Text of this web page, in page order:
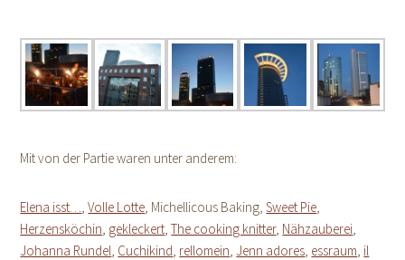
Mit von der Partie waren unter anderem:
Elena isst… ,Volle Lotte , Michellicous Baking,Sweet Pie
Herzensköchin gekleckert ,The cooking knitter, Nähzauberei
Johanna Rundel Cuchikind rellomein Jenn adores essraum il